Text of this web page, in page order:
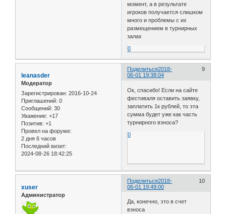
момент, а в результате
игроков получается слишком
много и проблемы с их
размещением в турнирных
залах
0
Поделиться 9
2018-
06-01 19:38:04
leanasder
Модератор
Зарегистрирован: 2016-10-24
Приглашений: 0
Сообщений: 30
Уважение: +17
Позитив: +1
Провел на форуме:
2 дня 6 часов
Последний визит:
2024-08-26 18:42:25
Ок, спасибо! Если на сайте
фестиваля оставить заявку,
заплатить 1к рублей, то эта
сумма будет уже как часть
турнирного взноса?
0
Поделиться 10
2018-
06-01 19:49:00
xuser
Администратор
Да, конечно, это в счет
взноса